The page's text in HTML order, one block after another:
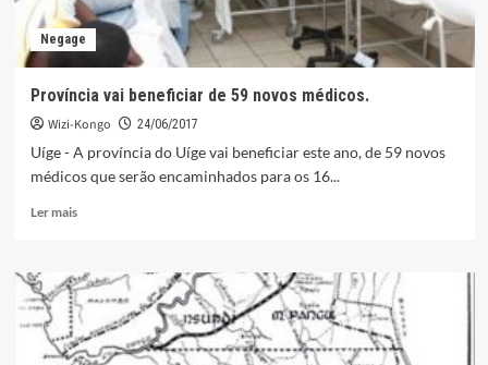
Negage
Província vai beneficiar de 59 novos médicos.
Wizi-Kongo 24/06/2017
Uíge - A província do Uíge vai beneficiar este ano, de 59 novos
médicos que serão encaminhados para os 16...
Ler maisLeia
Província
vai
beneficiar
de
59